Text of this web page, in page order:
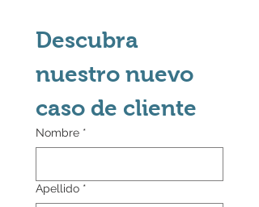
Descubra
nuestro nuevo
caso de cliente
Nombre *
Apellido *